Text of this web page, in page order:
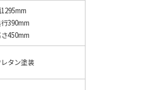
390mm
450mm
レタン塗装